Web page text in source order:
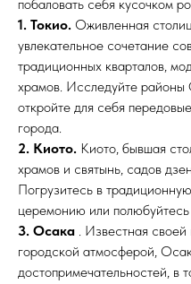
побаловать себя кусочком
1. Токио. Оживленная
увлекательное сочетание
традиционных кварталов,
храмов. Исследуйте
откройте для себя
города.
2. Киото. Киото, бывшая
храмов и святынь, садов
Погрузитесь в
церемонию или
3. Осака . Известная
городской атмосферой,
достопримечательностей, в